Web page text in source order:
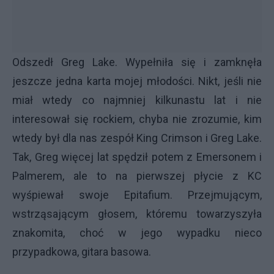
Odszedł Greg Lake. Wypełniła się i zamknęła
jeszcze jedna karta mojej młodości. Nikt, jeśli nie
miał wtedy co najmniej kilkunastu lat i nie
interesował się rockiem, chyba nie zrozumie, kim
wtedy był dla nas zespół King Crimson i Greg Lake.
Tak, Greg więcej lat spędził potem z Emersonem i
Palmerem, ale to na pierwszej płycie z KC
wyśpiewał swoje Epitafium. Przejmującym,
wstrząsającym głosem, któremu towarzyszyła
znakomita, choć w jego wypadku nieco
przypadkowa, gitara basowa.